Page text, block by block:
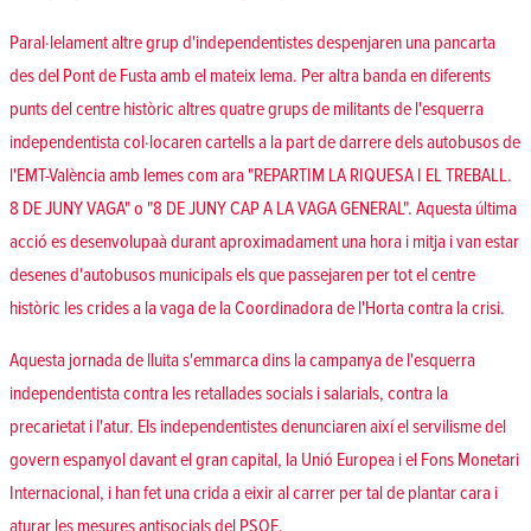
Paral·lelament altre grup d'independentistes despenjaren una pancarta
des del Pont de Fusta amb el mateix lema. Per altra banda en diferents
punts del centre històric altres quatre grups de militants de l'esquerra
independentista col·locaren cartells a la part de darrere dels autobusos de
l'EMT-València amb lemes com ara "REPARTIM LA RIQUESA I EL TREBALL.
8 DE JUNY VAGA" o "8 DE JUNY CAP A LA VAGA GENERAL". Aquesta última
acció es desenvolupaà durant aproximadament una hora i mitja i van estar
desenes d'autobusos municipals els que passejaren per tot el centre
històric les crides a la vaga de la Coordinadora de l'Horta contra la crisi.
Aquesta jornada de lluita s'emmarca dins la campanya de l'esquerra
independentista contra les retallades socials i salarials, contra la
precarietat i l'atur. Els independentistes denunciaren així el servilisme del
govern espanyol davant el gran capital, la Unió Europea i el Fons Monetari
Internacional, i han fet una crida a eixir al carrer per tal de plantar cara i